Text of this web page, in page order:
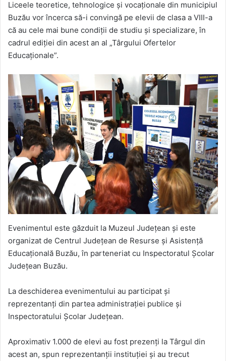
Liceele teoretice, tehnologice și vocaționale din municipiul
Buzău vor încerca să-i convingă pe elevii de clasa a VIII-a
că au cele mai bune condiții de studiu și specializare, în
cadrul ediției din acest an al „Târgului Ofertelor
Educaționale”.
Evenimentul este găzduit la Muzeul Județean și este
organizat de Centrul Județean de Resurse și Asistență
Educațională Buzău, în parteneriat cu Inspectoratul Școlar
Județean Buzău.
La deschiderea evenimentului au participat și
reprezentanți din partea administrației publice și
Inspectoratului Școlar Județean.
Aproximativ 1.000 de elevi au fost prezenți la Târgul din
acest an, spun reprezentanții instituției și au trecut